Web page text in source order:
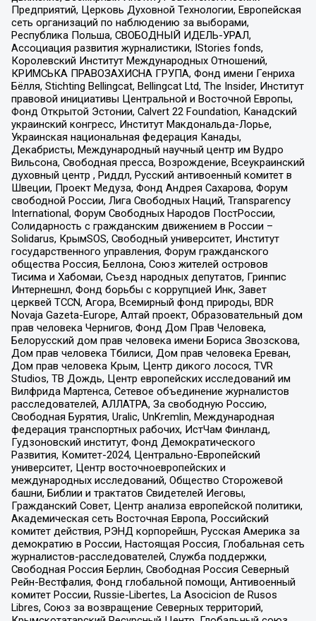
Предприятий, Церковь Духовной Технологии, Европейская
сеть организаций по наблюдению за выборами,
Республика Польша, СВОБОДНЫЙ ИДЕЛЬ-УРАЛ,
Ассоциация развития журналистики, IStories fonds,
Королевский Институт Международных Отношений,
КРИМСЬКА ПРАВОЗАХИСНА ГРУПА, Фонд имени Генриха
Бёлля, Stichting Bellingcat, Bellingcat Ltd, The Insider, Институт
правовой инициативы Центральной и Восточной Европы,
Фонд Открытой Эстонии, Calvert 22 Foundation, Канадский
украинский конгресс, Институт Макдональда-Лорье,
Украинская национальная федерация Канады,
Декабристы, Международный научный центр им Вудро
Вильсона, Свободная пресса, Возрождение, Всеукраинский
духовный центр , Риддл, Русский антивоенный комитет в
Швеции, Проект Медуза, Фонд Андрея Сахарова, Форум
свободной России, Лига Свободных Наций, Transparеncy
International, Форум Свободных Народов ПостРоссии,
Солидарность с гражданским движением в России –
Solidarus, КрымSOS, Свободный университет, Институт
государственного управления, Форум гражданского
общества Россия, Беллона, Союз жителей островов
Тисима и Хабомаи, Съезд народных депутатов, Гринпис
Интернешнл, Фонд борьбы с коррупцией Инк, Завет
церквей TCCN, Агора, Всемирный фонд природы, BDR
Novaja Gazeta-Europe, Алтай проект, Образовательный дом
прав человека Чернигов, Фонд Дом Прав Человека,
Белорусский дом прав человека имени Бориса Звозскова,
Дом прав человека Тбилиси, Дом прав человека Ереван,
Дом прав человека Крым, Центр дикого лосося, TVR
Studios, ТВ Дождь, Центр европейских исследований им
Вилфрида Мартенса, Сетевое объединение журналистов
расследователей, АЛЛАТРА, За свободную Россию,
Свободная Бурятия, Uralic, UnKremlin, Международная
федерация транспортных рабочих, ИстЧам Финланд,
Гудзоновский институт, Фонд Демократического
Развития, Комитет-2024, Центрально-Европейский
университет, Центр восточноевропейских и
международных исследований, Общество Сторожевой
башни, Библии и трактатов Свидетелей Иеговы,
Гражданский Совет, Центр анализа европейской политики,
Академическая сеть Восточная Европа, Российский
комитет действия, РЭНД корпорейшн, Русская Америка за
демократию в России, Настоящая Россия, Глобальная сеть
журналистов-расследователей, Служба поддержки,
Свободная Россия Берлин, Свободная Россия Северный
Рейн-Вестфалия, Фонд глобальной помощи, Антивоенный
комитет России, Russie-Libertes, La Asocicion de Rusos
Libres, Союз за возвращение Северных территорий,